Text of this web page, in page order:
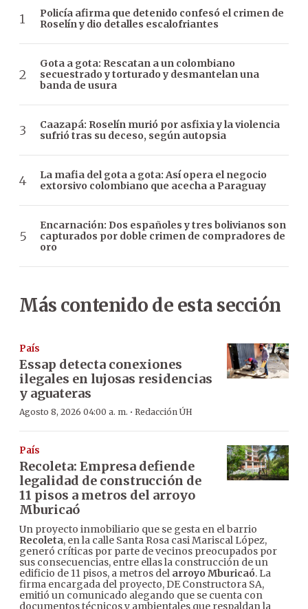
Policía afirma que detenido confesó el crimen de
Roselín y dio detalles escalofriantes
Gota a gota: Rescatan a un colombiano
secuestrado y torturado y desmantelan una
banda de usura
Caazapá: Roselín murió por asfixia y la violencia
sufrió tras su deceso, según autopsia
La mafia del gota a gota: Así opera el negocio
extorsivo colombiano que acecha a Paraguay
Encarnación: Dos españoles y tres bolivianos son
capturados por doble crimen de compradores de
oro
Más contenido de esta sección
País
Essap detecta conexiones
ilegales en lujosas residencias
y aguateras
Agosto 8, 2026 04:00 a. m. · Redacción ÚH
País
Recoleta: Empresa defiende
legalidad de construcción de
11 pisos a metros del arroyo
Mburicaó
Un proyecto inmobiliario que se gesta en el barrio
Recoleta, en la calle Santa Rosa casi Mariscal López,
generó críticas por parte de vecinos preocupados por
sus consecuencias, entre ellas la construcción de un
edificio de 11 pisos, a metros del arroyo Mburicaó. La
firma encargada del proyecto, DE Constructora SA,
emitió un comunicado alegando que se cuenta con
documentos técnicos y ambientales que respaldan la